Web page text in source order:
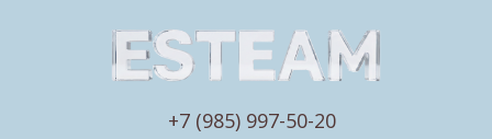
+7 (985) 997-50-20